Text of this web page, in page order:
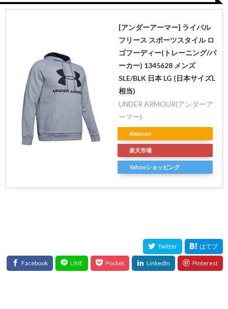
[アンダーアーマー] ライバル
フリース スポーツスタイル ロ
ゴフーディー(トレーニング/パ
ーカー) 1345628 メンズ
SLE/BLK 日本 LG (日本サイズL
相当)
UNDER ARMOUR(アンダーア
ーマー)
Amazon
楽天市場
Yahooショッピング